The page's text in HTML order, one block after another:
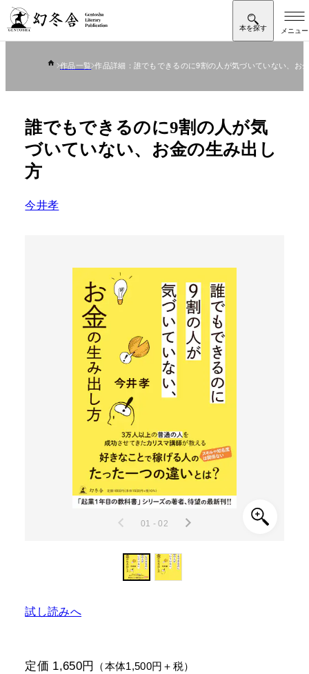
作品一覧 作品詳細：誰でもできるのに9割の人が気づいていない、お
誰でもできるのに9割の人が気
づいていない、お金の生み出し
方
今井孝
01 - 02
試し読みへ
定価 1,650円 （本体1,500円＋税）